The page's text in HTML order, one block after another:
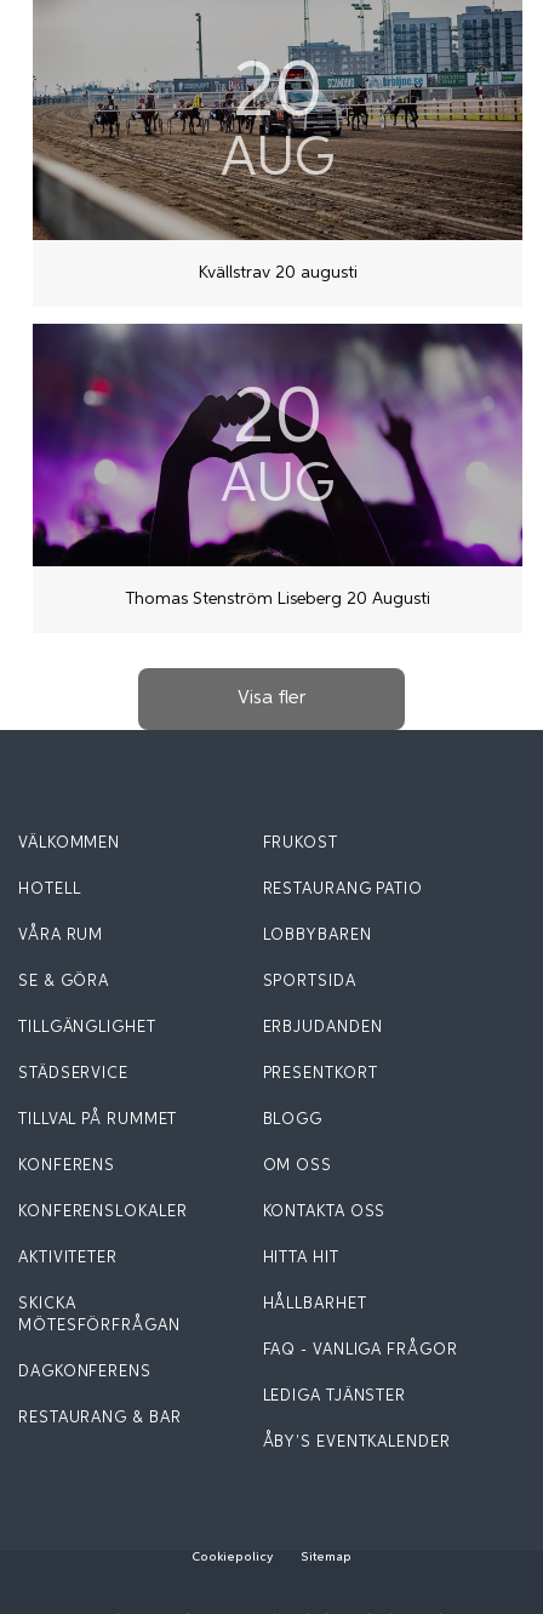
20
AUG
Kvällstrav 20 augusti
20
AUG
Thomas Stenström Liseberg 20 Augusti
VÄLKOMMEN
HOTELL
VÅRA RUM
SE & GÖRA
TILLGÄNGLIGHET
STÄDSERVICE
TILLVAL PÅ RUMMET
KONFERENS
KONFERENSLOKALER
AKTIVITETER
SKICKA
MÖTESFÖRFRÅGAN
DAGKONFERENS
RESTAURANG & BAR
FRUKOST
RESTAURANG PATIO
LOBBYBAREN
SPORTSIDA
ERBJUDANDEN
PRESENTKORT
BLOGG
OM OSS
KONTAKTA OSS
HITTA HIT
HÅLLBARHET
FAQ - VANLIGA FRÅGOR
LEDIGA TJÄNSTER
ÅBY'S EVENTKALENDER
Cookiepolicy Sitemap